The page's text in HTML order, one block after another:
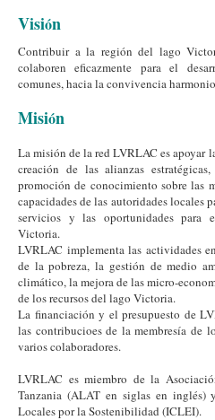
Visión
Contribuir a la región del lago
colaboren eficazmente para el
comunes, hacia la convivencia
Misión
La misión de la red LVRLAC es apoyar
creación de las alianzas
promoción de conocimiento sobre las
capacidades de las autoridades locales
servicios y las oportunidades para
Victoria.
LVRLAC implementa las actividades
de la pobreza, la gestión de medio
climático, la mejora de las micro-
de los recursos del lago Victoria.
La financiación y el presupuesto de
las contribucioes de la membresía de
varios colaboradores.
LVRLAC es miembro de la
Tanzania (ALAT en siglas en inglés)
Locales por la Sostenibilidad (ICLEI).